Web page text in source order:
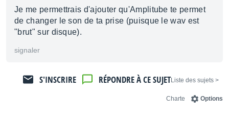
Je me permettrais d'ajouter qu'Amplitube te permet
de changer le son de ta prise (puisque le wav est
"brut" sur disque).
signaler
< Liste des sujets
RÉPONDRE À CE SUJET
S'INSCRIRE
Options
Charte